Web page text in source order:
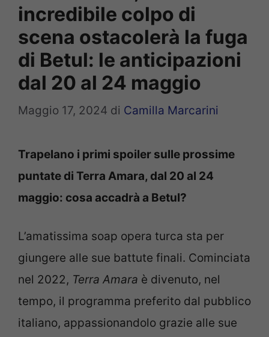
incredibile colpo di
scena ostacolerà la fuga
di Betul: le anticipazioni
dal 20 al 24 maggio
Maggio 17, 2024 di Camilla Marcarini
Trapelano i primi spoiler sulle prossime
puntate di Terra Amara, dal 20 al 24
maggio: cosa accadrà a Betul?
L’amatissima soap opera turca sta per
giungere alle sue battute finali. Cominciata
nel 2022, Terra Amara è divenuto, nel
tempo, il programma preferito dal pubblico
italiano, appassionandolo grazie alle sue